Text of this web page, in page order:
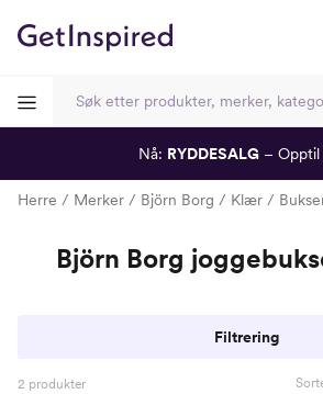
Herre Merker Björn Borg Klær
Björn Borg
Filtrering
2 produkter
Nå: RYDDESALG – Opptil
-
-
-
-